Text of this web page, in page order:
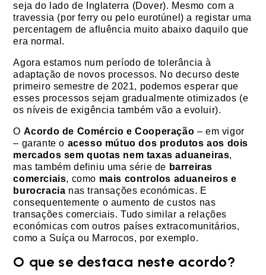
seja do lado de Inglaterra (Dover). Mesmo com a
travessia (por ferry ou pelo eurotúnel) a registar uma
percentagem de afluência muito abaixo daquilo que
era normal.
Agora estamos num período de tolerância à
adaptação de novos processos. No decurso deste
primeiro semestre de 2021, podemos esperar que
esses processos sejam gradualmente otimizados (e
os níveis de exigência também vão a evoluir).
O Acordo de Comércio e Cooperação – em vigor
– garante o acesso mútuo dos produtos aos dois
mercados sem quotas nem taxas aduaneiras,
mas também definiu uma série de barreiras
comerciais, como mais controlos aduaneiros e
burocracia nas transações económicas. E
consequentemente o aumento de custos nas
transações comerciais. Tudo similar a relações
económicas com outros países extracomunitários,
como a Suíça ou Marrocos, por exemplo.
O que se destaca neste acordo?